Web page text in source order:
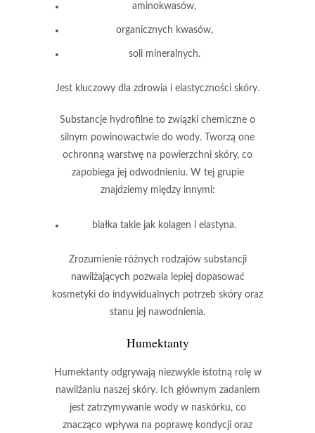
aminokwasów,
organicznych kwasów,
soli mineralnych.
Jest kluczowy dla zdrowia i elastyczności skóry.
Substancje hydrofilne to związki chemiczne o
silnym powinowactwie do wody. Tworzą one
ochronną warstwę na powierzchni skóry, co
zapobiega jej odwodnieniu. W tej grupie
znajdziemy między innymi:
białka takie jak kolagen i elastyna.
Zrozumienie różnych rodzajów substancji
nawilżających pozwala lepiej dopasować
kosmetyki do indywidualnych potrzeb skóry oraz
stanu jej nawodnienia.
Humektanty
Humektantyodgrywają niezwykle istotną rolę w
nawilżaniu naszej skóry. Ich głównym zadaniem
jest zatrzymywanie wodyw naskórku, co
znacząco wpływa na poprawę kondycji oraz